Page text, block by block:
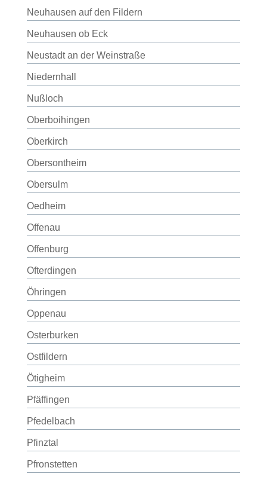
Neuhausen auf den Fildern
Neuhausen ob Eck
Neustadt an der Weinstraße
Niedernhall
Nußloch
Oberboihingen
Oberkirch
Obersontheim
Obersulm
Oedheim
Offenau
Offenburg
Ofterdingen
Öhringen
Oppenau
Osterburken
Ostfildern
Ötigheim
Pfäffingen
Pfedelbach
Pfinztal
Pfronstetten